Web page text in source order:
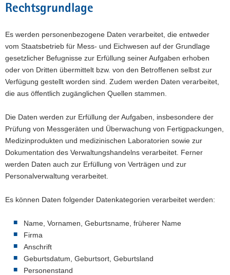
Rechtsgrundlage
Es werden personenbezogene Daten verarbeitet, die entweder
vom Staatsbetrieb für Mess- und Eichwesen auf der Grundlage
gesetzlicher Befugnisse zur Erfüllung seiner Aufgaben erhoben
oder von Dritten übermittelt bzw. von den Betroffenen selbst zur
Verfügung gestellt worden sind. Zudem werden Daten verarbeitet,
die aus öffentlich zugänglichen Quellen stammen.
Die Daten werden zur Erfüllung der Aufgaben, insbesondere der
Prüfung von Messgeräten und Überwachung von Fertigpackungen,
Medizinprodukten und medizinischen Laboratorien sowie zur
Dokumentation des Verwaltungshandelns verarbeitet. Ferner
werden Daten auch zur Erfüllung von Verträgen und zur
Personalverwaltung verarbeitet.
Es können Daten folgender Datenkategorien verarbeitet werden:
Name, Vornamen, Geburtsname, früherer Name
Firma
Anschrift
Geburtsdatum, Geburtsort, Geburtsland
Personenstand